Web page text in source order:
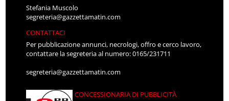
Stefania Muscolo
segreteria@gazzettamatin.com
CONTATTACI
Per pubblicazione annunci, necrologi, offro e cerco lavoro,
contattare la segreteria al numero: 0165/231711
segreteria@gazzettamatin.com
CONCESSIONARIA DI PUBBLICITÀ